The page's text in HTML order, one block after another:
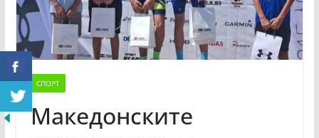
СПОРТ
Македонските